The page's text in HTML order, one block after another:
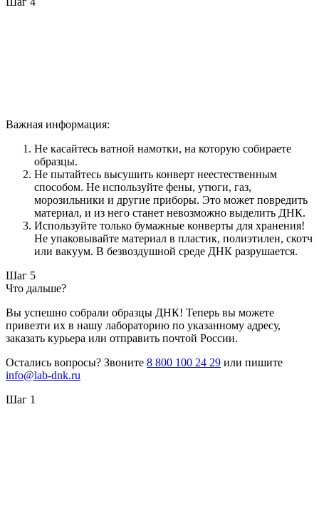
Важная информация:
Не касайтесь ватной намотки, на которую собираете
образцы.
Не пытайтесь высушить конверт неестественным
способом. Не используйте фены, утюги, газ,
морозильники и другие приборы. Это может повредить
материал, и из него станет невозможно выделить ДНК.
Используйте только бумажные конверты для хранения!
Не упаковывайте материал в пластик, полиэтилен, скотч
или вакуум. В безвоздушной среде ДНК разрушается.
Шаг 5
Что дальше?
Вы успешно собрали образцы ДНК! Теперь вы можете
привезти их в нашу лабораторию по указанному адресу,
заказать курьера или отправить почтой России.
Остались вопросы? Звоните 8 800 100 24 29 или пишите
info@lab-dnk.ru
Шаг 1